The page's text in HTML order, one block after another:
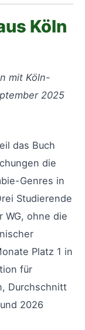
Köln
mit Köln-
2025
das Buch
die
Genres in
Studierende
WG, ohne die
Platz 1 in
für
Durchschnitt
2026